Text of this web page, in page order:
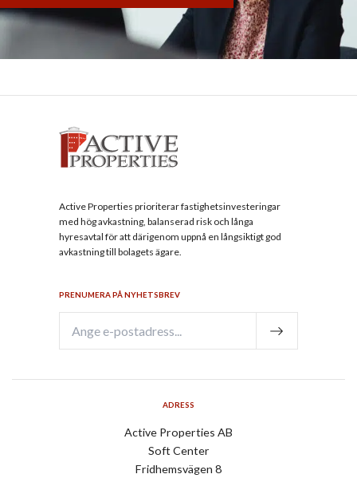
Active Properties prioriterar fastighetsinvesteringar
med hög avkastning, balanserad risk och långa
hyresavtal för att därigenom uppnå en långsiktigt god
avkastning till bolagets ägare.
PRENUMERA PÅ NYHETSBREV
ADRESS
Active Properties AB
Soft Center
Fridhemsvägen 8